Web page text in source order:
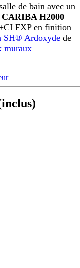
de bain avec un
CARIBA H2000
FXP en finition
SH® Ardoxyde de
muraux